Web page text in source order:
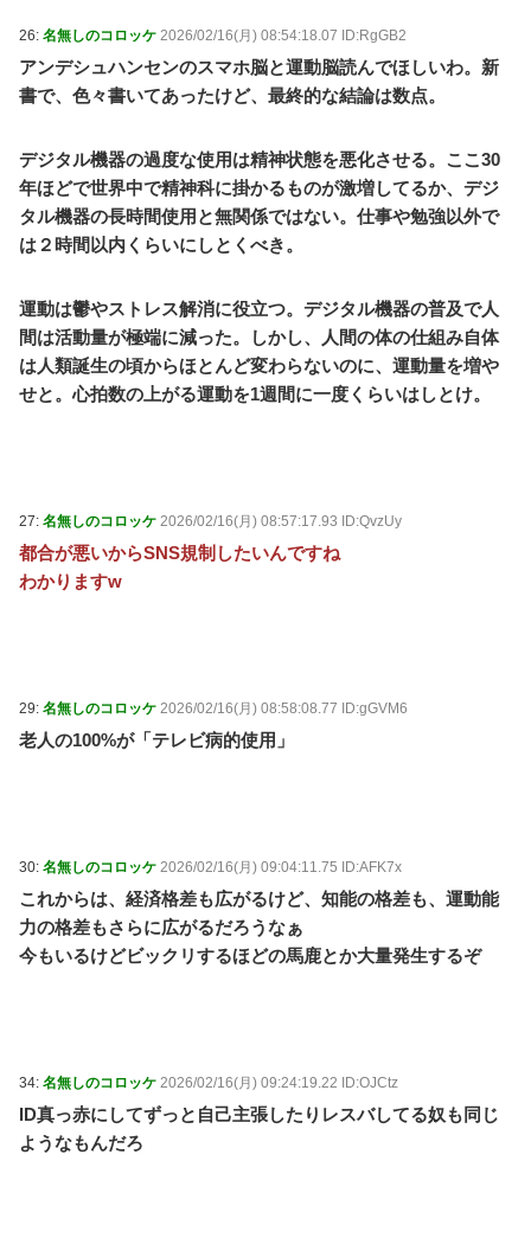
26: 名無しのコロッケ 2026/02/16(月) 08:54:18.07 ID:RgGB2
アンデシュハンセンのスマホ脳と運動脳読んでほしいわ。新
書で、色々書いてあったけど、最終的な結論は数点。
デジタル機器の過度な使用は精神状態を悪化させる。ここ30
年ほどで世界中で精神科に掛かるものが激増してるか、デジ
タル機器の長時間使用と無関係ではない。仕事や勉強以外で
は２時間以内くらいにしとくべき。
運動は鬱やストレス解消に役立つ。デジタル機器の普及で人
間は活動量が極端に減った。しかし、人間の体の仕組み自体
は人類誕生の頃からほとんど変わらないのに、運動量を増や
せと。心拍数の上がる運動を1週間に一度くらいはしとけ。
27: 名無しのコロッケ 2026/02/16(月) 08:57:17.93 ID:QvzUy
都合が悪いからSNS規制したいんですね
わかりますw
29: 名無しのコロッケ 2026/02/16(月) 08:58:08.77 ID:gGVM6
老人の100%が「テレビ病的使用」
30: 名無しのコロッケ 2026/02/16(月) 09:04:11.75 ID:AFK7x
これからは、経済格差も広がるけど、知能の格差も、運動能
力の格差もさらに広がるだろうなぁ
今もいるけどビックリするほどの馬鹿とか大量発生するぞ
34: 名無しのコロッケ 2026/02/16(月) 09:24:19.22 ID:OJCtz
ID真っ赤にしてずっと自己主張したりレスバしてる奴も同じ
ようなもんだろ